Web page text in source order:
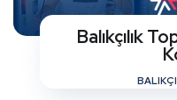
Balıkçılık